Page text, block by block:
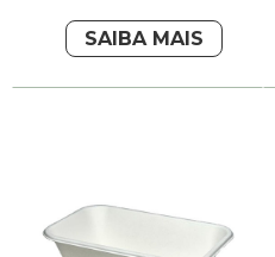
SAIBA MAIS